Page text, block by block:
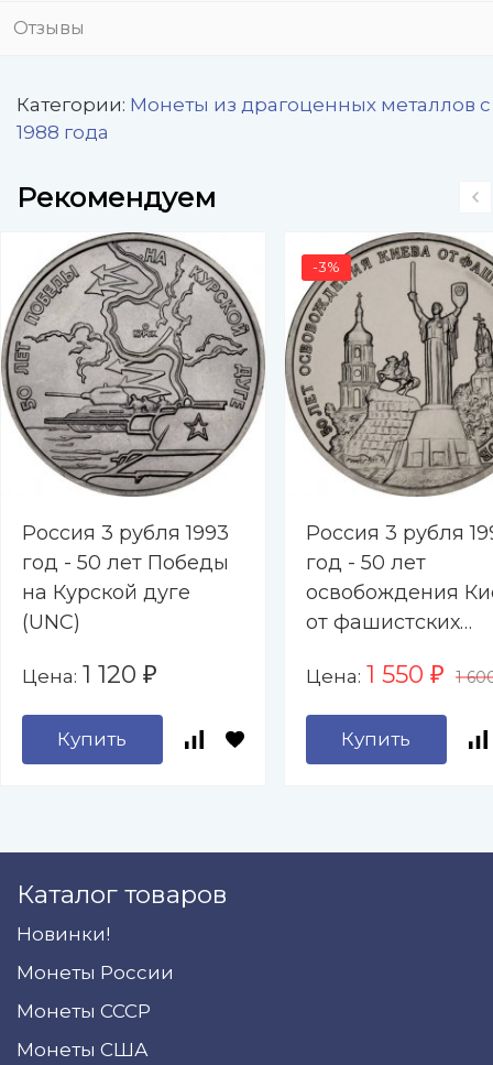
Отзывы
Категории: Монеты из драгоценных металлов с
1988 года
Рекомендуем
Россия 3 рубля 1993
год - 50 лет Победы
на Курской дуге
(UNC)
Цена: 1 120 ₽
Купить
-3%
Россия 3 рубля
год - 50 лет
освобождения
от фашистских
Цена: 1 550 ₽ 1
Купить
Каталог товаров
Новинки!
Монеты России
Монеты СССР
Монеты США